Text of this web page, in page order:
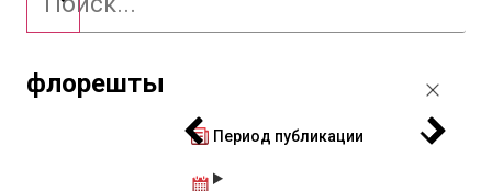
флорешты
Период публикации